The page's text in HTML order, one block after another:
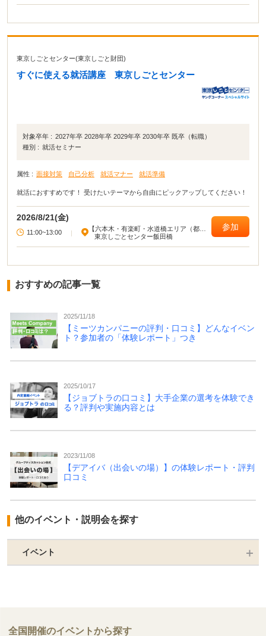
東京しごとセンター(東京しごと財団)
すぐに使える就活講座 東京しごとセンター
対象卒年 : 2027年卒 2028年卒 2029年卒 2030年卒 既卒（転職）
種別 : 就活セミナー
属性 : 面接対策 自己分析 就活マナー 就活準備
就活におすすめです！ 受けたいテーマから自由にピックアップしてください！
2026/8/21(金)
11:00~13:00 |
【六本木・有楽町・水道橋エリア（都心
部東部）】
東京しごとセンター飯田橋
参加
おすすめの記事一覧
2025/11/18
【ミーツカンパニーの評判・口コミ】どんなイベン
ト？参加者の「体験レポート」つき
2025/10/17
【ジョブトラの口コミ】大手企業の選考を体験でき
る？評判や実施内容とは
2023/11/08
【デアイバ（出会いの場）】の体験レポート・評判
口コミ
他のイベント・説明会を探す
イベント
全国開催のイベントから探す